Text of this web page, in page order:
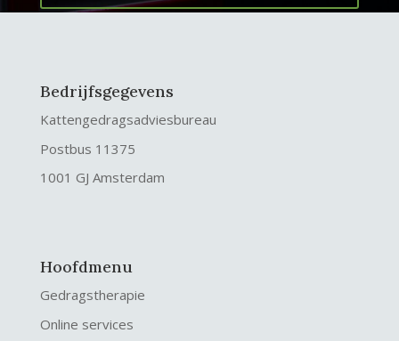
Bedrijfsgegevens
Kattengedragsadviesbureau
Postbus 11375
1001 GJ Amsterdam
Hoofdmenu
Gedragstherapie
Online services